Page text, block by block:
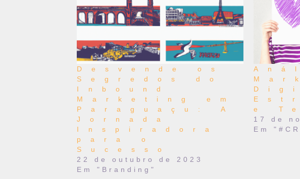
Desvende os
Segredos do
Inbound
Marketing em
Paraguaçu: A
Jornada
Inspiradora
para o
Sucesso
22 de outubro de 2023
Em "Branding"
e
17 de
Em